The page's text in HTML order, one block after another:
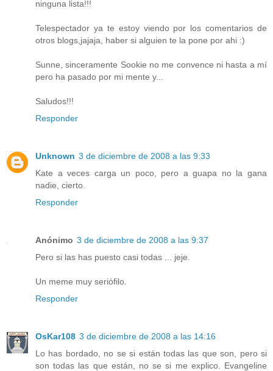
ninguna lista!!!
Telespectador ya te estoy viendo por los comentarios de
otros blogs,jajaja, haber si alguien te la pone por ahi :)
Sunne, sinceramente Sookie no me convence ni hasta a mí
pero ha pasado por mi mente y...
Saludos!!!
Responder
Unknown 3 de diciembre de 2008 a las 9:33
Kate a veces carga un poco, pero a guapa no la gana
nadie, cierto.
Responder
Anónimo 3 de diciembre de 2008 a las 9:37
Pero si las has puesto casi todas ... jeje.
Un meme muy seriófilo.
Responder
OsKar108 3 de diciembre de 2008 a las 14:16
Lo has bordado, no se si están todas las que son, pero si
son todas las que están, no se si me explico. Evangeline